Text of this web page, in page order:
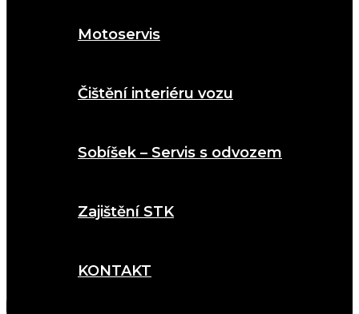
Motoservis
Čištění interiéru vozu
Sobíšek – Servis s odvozem
Zajištění STK
KONTAKT